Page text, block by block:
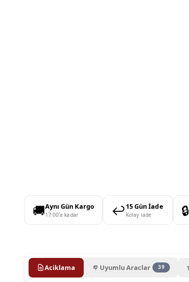
🚚Aynı Gün Kargo
17:00'a kadar ↩️ 15 Gün İade
Kolay iade 🔒
Aciklama Uyumlu Araclar 39